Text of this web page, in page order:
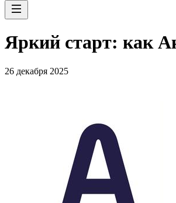
Яркий старт: как
26 декабря 2025